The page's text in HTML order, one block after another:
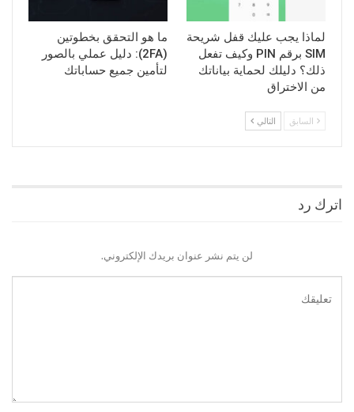
لماذا يجب عليك قفل شريحة
SIM برقم PIN وكيف تفعل
ذلك؟ دليلك لحماية بياناتك
من الاختراق
ما هو التحقق بخطوتين
(2FA): دليل عملي بالصور
لتأمين جميع حساباتك
السابق التالي
اترك رد
لن يتم نشر عنوان بريدك الإلكتروني.